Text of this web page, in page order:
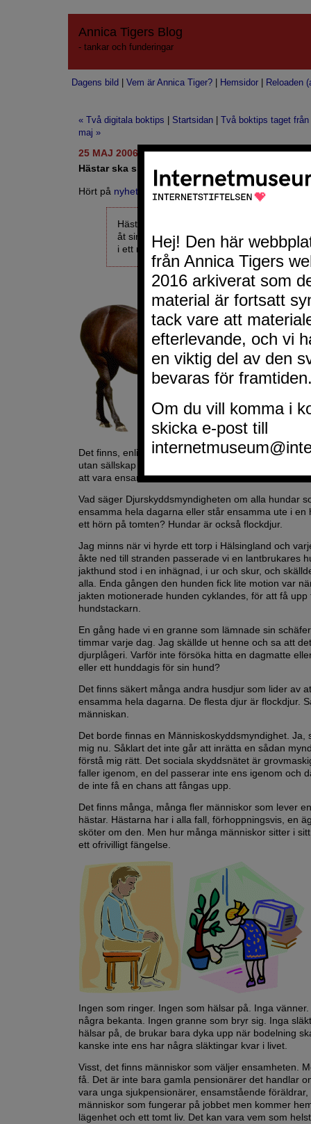
Annica Tigers Blog
- tankar och funderingar
Dagens bild Vem är Annica Tiger? Hemsidor Reloaden
« Två digitala boktips Startsidan
Två boktips taget
maj »
25 MAJ 2006
Hästar ska slippa leva ensamma
Hört på nyheterna:
Hästägare ska kunna åläggas att ordna
åt sina djur. Det skriver
i ett nytt förslag som skickats ut på remiss.
Det finns, enligt artikeln, cirka 14.000 hästar i
utan sällskap av artfränder. Hästar är flockdjur och
att vara ensamma.
Vad säger Djurskyddsmyndigheten om alla hundar
ensamma hela dagarna eller står ensamma ute i en
ett hörn på tomten? Hundar är också flockdjur.
Jag minns när vi hyrde ett torp i Hälsingland och
åkte ned till stranden passerade vi en lantbrukares
jakthund stod i en inhägnad, i ur och skur, och
alla. Enda gången den hunden fick lite motion var
jakten motionerade hunden cyklandes, för att få upp
hundstackarn.
En gång hade vi en granne som lämnade sin
timmar varje dag. Jag skällde ut henne och sa att
djurplågeri. Varför inte försöka hitta en dagmatte
eller ett hunddagis för sin hund?
Det finns säkert många andra husdjur som lider av
ensamma hela dagarna. De flesta djur är flockdjur.
människan.
Det borde finnas en Människoskyddsmyndighet. Ja,
mig nu. Såklart det inte går att inrätta en sådan
förstå mig rätt. Det sociala skyddsnätet är
faller igenom, en del passerar inte ens igenom och
de inte få en chans att fångas upp.
Det finns många, många fler människor som lever
hästar. Hästarna har i alla fall, förhoppningsvis, en
sköter om den. Men hur många människor sitter i
ett ofrivilligt fängelse.
Ingen som ringer. Ingen som hälsar på. Inga
några bekanta. Ingen granne som bryr sig. Inga
hälsar på, de brukar bara dyka upp när bodelning
kanske inte ens har några släktingar kvar i livet.
Visst, det finns människor som väljer ensamheten.
få. Det är inte bara gamla pensionärer det handlar
vara unga sjukpensionärer, ensamstående föräldrar,
människor som fungerar på jobbet men kommer
lägenhet och ett tomt liv. Det kan vara vem som